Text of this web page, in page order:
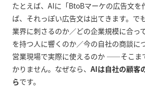
たとえば、AIに「BtoBマーケの広告文を
ば、それっぽい広告文は出てきます。で
業界に刺さるのか／どの企業規模に合っ
を持つ人に響くのか／今の自社の商談に
営業現場で実際に使えるのか ——そこま
かりません。なぜなら、 AIは自社の顧客
らです。